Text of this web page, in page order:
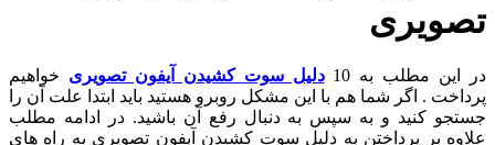
تصویری
در این مطلب به 10 دلیل سوت کشیدن آیفون تصویری خواهیم
پرداخت . اگر شما هم با این مشکل روبرو هستید باید ابتدا علت آن را
جستجو کنید و به سپس به دنبال رفع آن باشید. در ادامه مطلب
علاوه بر پرداختن به دلیل سوت کشیدن آیفون تصویری به راه های